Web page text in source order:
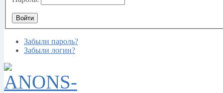
Забыли пароль?
Забыли логин?